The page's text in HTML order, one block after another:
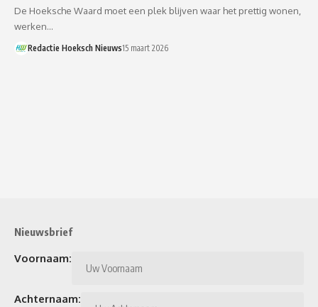
De Hoeksche Waard moet een plek blijven waar het prettig wonen,
werken…
Redactie Hoeksch Nieuws15 maart 2026
Nieuwsbrief
Voornaam:
Achternaam: